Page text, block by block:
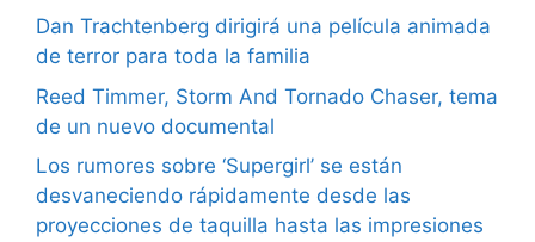
Dan Trachtenberg dirigirá una película animada
de terror para toda la familia
Reed Timmer, Storm And Tornado Chaser, tema
de un nuevo documental
Los rumores sobre ‘Supergirl’ se están
desvaneciendo rápidamente desde las
proyecciones de taquilla hasta las impresiones